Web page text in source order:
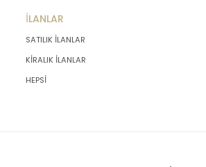
İLANLAR
SATILIK İLANLAR
KİRALIK İLANLAR
HEPSİ